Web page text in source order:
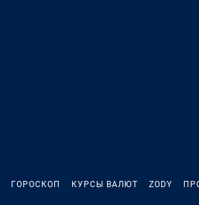
ГОРОСКОП КУРСЫ ВАЛЮТ ZODY